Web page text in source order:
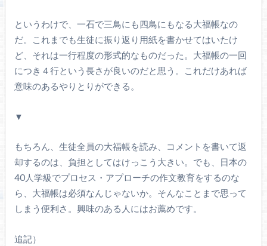
というわけで、一石で三鳥にも四鳥にもなる大福帳なの
だ。これまでも生徒に振り返り用紙を書かせてはいたけ
ど、それは一行程度の形式的なものだった。大福帳の一回
につき４行という長さが良いのだと思う。これだけあれば
意味のあるやりとりができる。
▼
もちろん、生徒全員の大福帳を読み、コメントを書いて返
却するのは、負担としてはけっこう大きい。でも、日本の
40人学級でプロセス・アプローチの作文教育をするのな
ら、大福帳は必須なんじゃないか。そんなことまで思って
しまう便利さ。興味のある人にはお薦めです。
追記）